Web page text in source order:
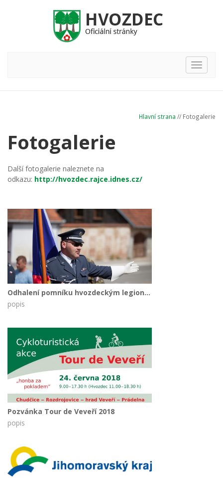
Hlavní
nabídka
Hlavní strana // Fotogalerie
Fotogalerie
Další fotogalerie naleznete na
odkazu: http://hvozdec.rajce.idnes.cz/
Odhalení pomníku hvozdeckým legionářům - květen 2017
popis
Pozvánka Tour de Veveří 2018
popis